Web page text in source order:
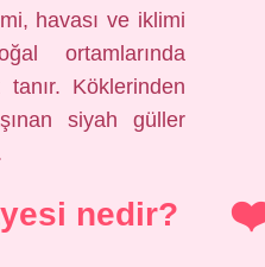
havası ve iklimi
ortamlarında
Köklerinden
siyah güller
nedir?